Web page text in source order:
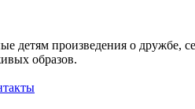
произведения о дружбе,
образов.